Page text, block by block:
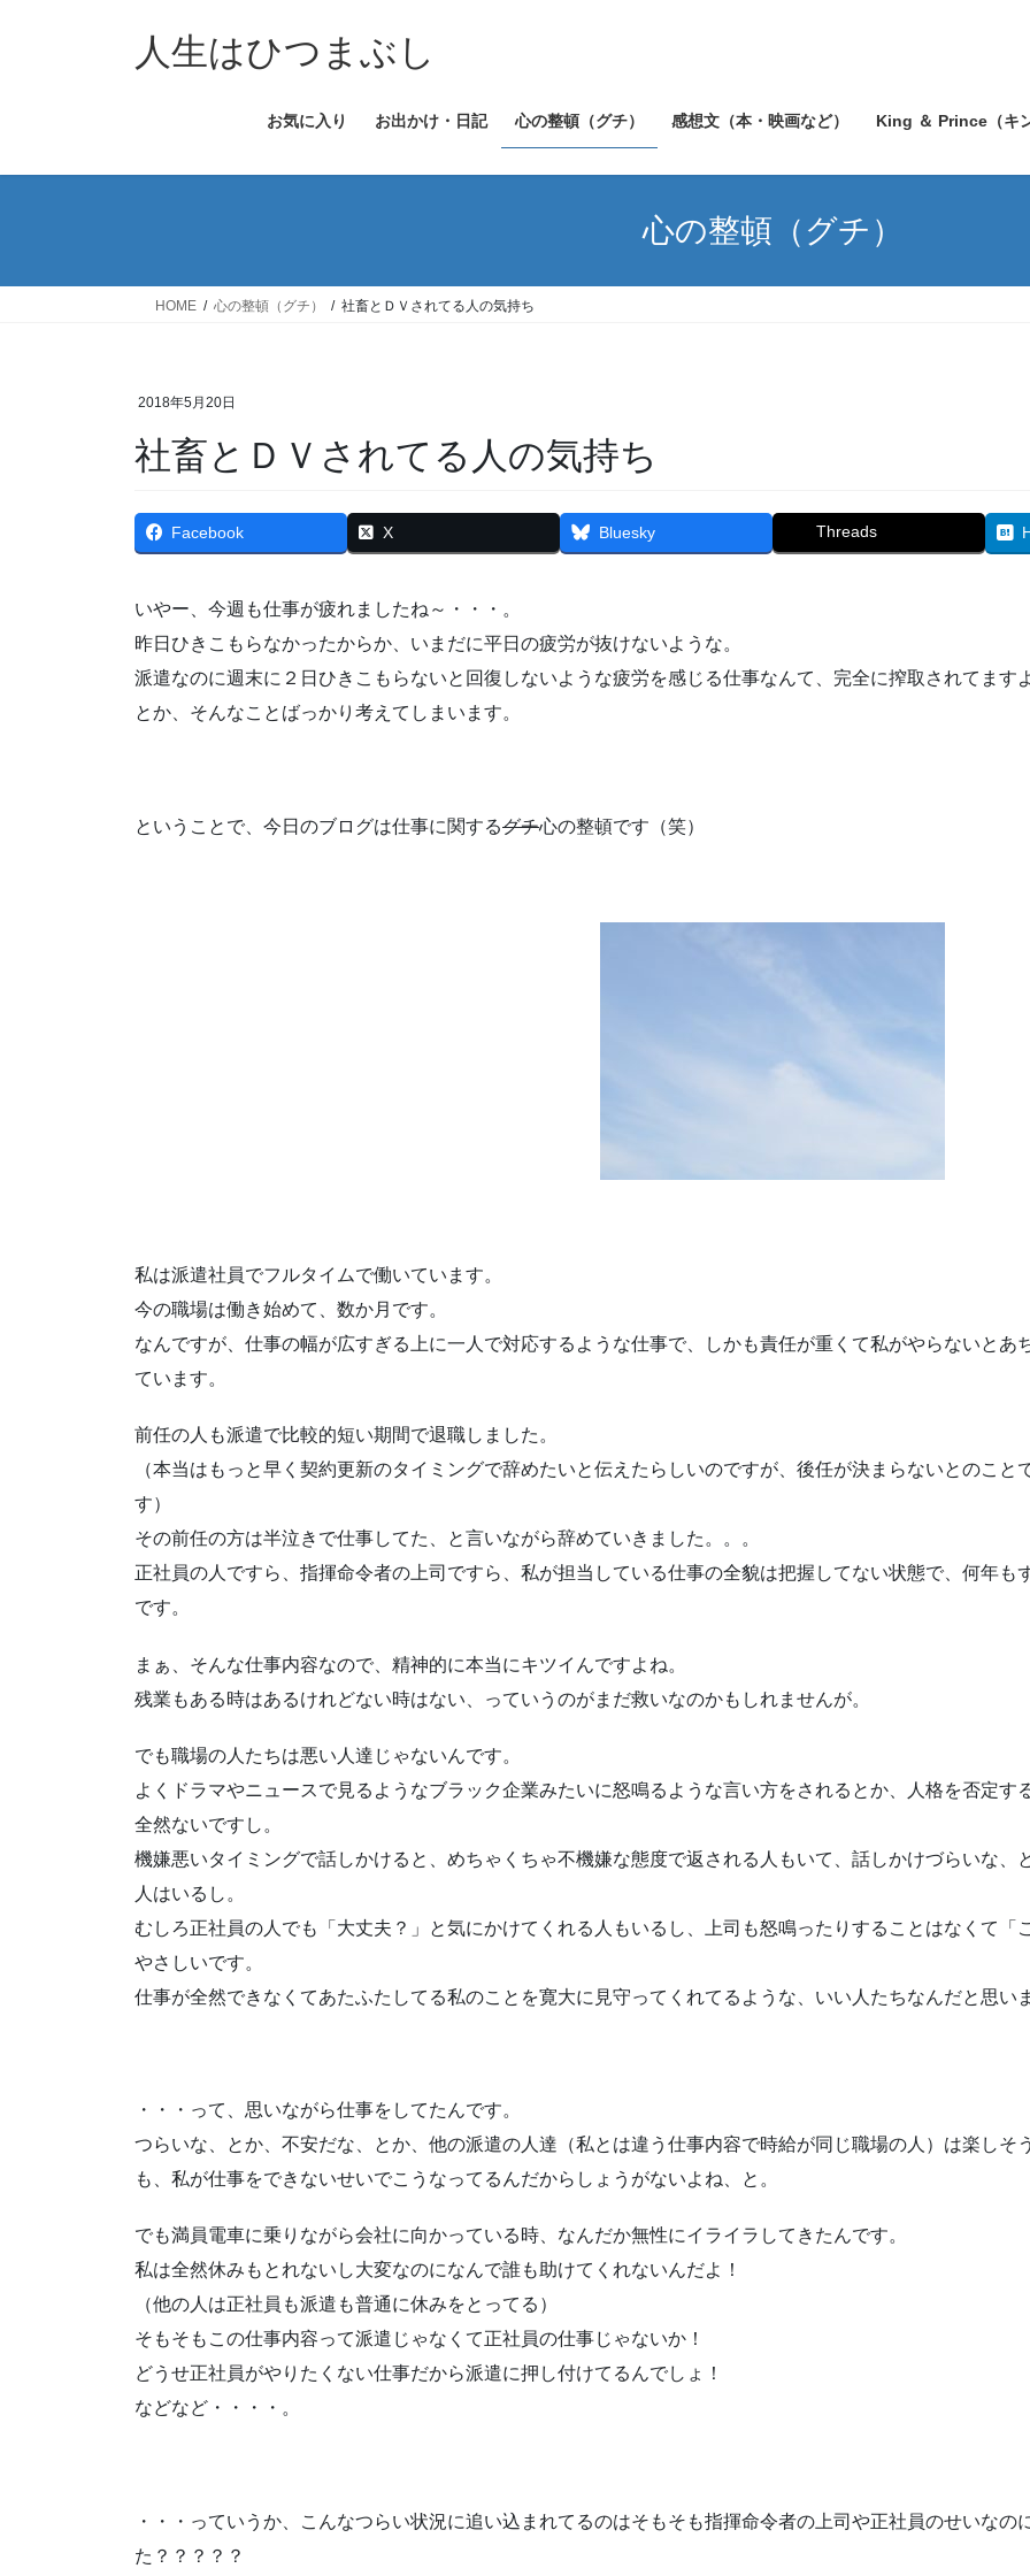
ス
ン
人生はひつまぶし
お気に入り お出かけ・日記 心の整頓（グチ） 感想文（本・映画など） King ＆ Prince（キ
心の整頓（グチ）
HOME 心の整頓（グチ） 社畜とＤＶされてる人の気持ち
2018年5月20日
社畜とＤＶされてる人の気持ち
Facebook X Bluesky Threads
いやー、今週も仕事が疲れましたね～・・・。
昨日ひきこもらなかったからか、いまだに平日の疲労が抜けないような。
派遣なのに週末に２日ひきこもらないと回復しないような疲労を感じる仕事なんて、完全に搾取されてます
とか、そんなことばっかり考えてしまいます。
ということで、今日のブログは仕事に関するグチ心の整頓です（笑）
私は派遣社員でフルタイムで働いています。
今の職場は働き始めて、数か月です。
なんですが、仕事の幅が広すぎる上に一人で対応するような仕事で、しかも責任が重くて私がやらないとあ
ています。
前任の人も派遣で比較的短い期間で退職しました。
（本当はもっと早く契約更新のタイミングで辞めたいと伝えたらしいのですが、後任が決まらないとのこ
す）
その前任の方は半泣きで仕事してた、と言いながら辞めていきました。。。
正社員の人ですら、指揮命令者の上司ですら、私が担当している仕事の全貌は把握してない状態で、何年も
です。
まぁ、そんな仕事内容なので、精神的に本当にキツイんですよね。
残業もある時はあるけれどない時はない、っていうのがまだ救いなのかもしれませんが。
でも職場の人たちは悪い人達じゃないんです。
よくドラマやニュースで見るようなブラック企業みたいに怒鳴るような言い方をされるとか、人格を否定す
全然ないですし。
機嫌悪いタイミングで話しかけると、めちゃくちゃ不機嫌な態度で返される人もいて、話しかけづらいな、
人はいるし。
むしろ正社員の人でも「大丈夫？」と気にかけてくれる人もいるし、上司も怒鳴ったりすることはなくて「
やさしいです。
仕事が全然できなくてあたふたしてる私のことを寛大に見守ってくれてるような、いい人たちなんだと思い
・・・って、思いながら仕事をしてたんです。
つらいな、とか、不安だな、とか、他の派遣の人達（私とは違う仕事内容で時給が同じ職場の人）は楽しそ
も、私が仕事をできないせいでこうなってるんだからしょうがないよね、と。
でも満員電車に乗りながら会社に向かっている時、なんだか無性にイライラしてきたんです。
私は全然休みもとれないし大変なのになんで誰も助けてくれないんだよ！
（他の人は正社員も派遣も普通に休みをとってる）
そもそもこの仕事内容って派遣じゃなくて正社員の仕事じゃないか！
どうせ正社員がやりたくない仕事だから派遣に押し付けてるんでしょ！
などなど・・・・。
・・・っていうか、こんなつらい状況に追い込まれてるのはそもそも指揮命令者の上司や正社員のせいなの
た？？？？？